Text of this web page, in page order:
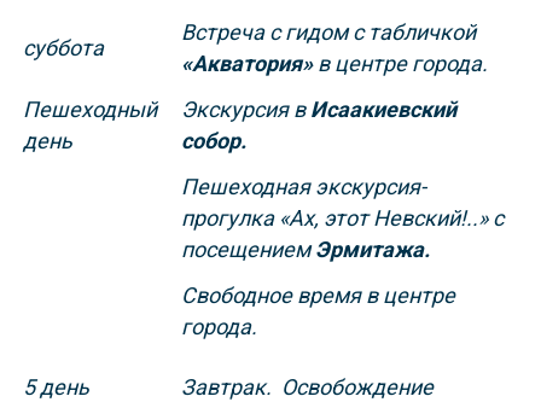
суббота
Пешеходный
день
Встреча с гидом с табличкой
«Акватория»в центре города.
Экскурсия вИсаакиевский
собор.
Пешеходная экскурсия-
прогулка «Ах, этот Невский!..» с
посещениемЭрмитажа.
Свободное время в центре
города.
5 день
Завтрак. Освобождение